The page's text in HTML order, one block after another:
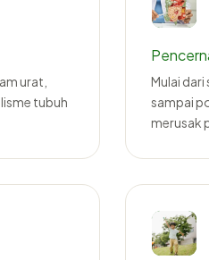
urat,
tubuh
Mulai dari
sampai
merusak